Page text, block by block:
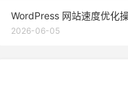
WordPress 网站速度优化
2026-06-05